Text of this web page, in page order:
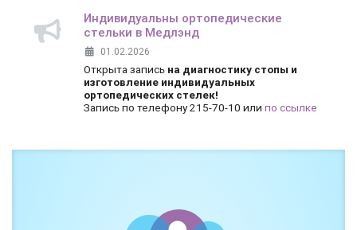
Индивидуальны ортопедические
стельки в Медлэнд
01.02.2026
Открыта запись на диагностику стопы и
изготовление индивидуальных
ортопедических стелек!
Запись по телефону 215-70-10 или по ссылке